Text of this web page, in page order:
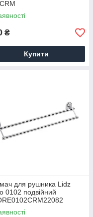
₴
Купити
для рушника Lidz
0102 подвійний